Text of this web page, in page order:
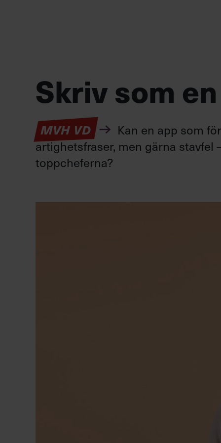
Skriv som
MVH VD
Kan en app som
artighetsfraser, men gärna stavfel
toppcheferna?